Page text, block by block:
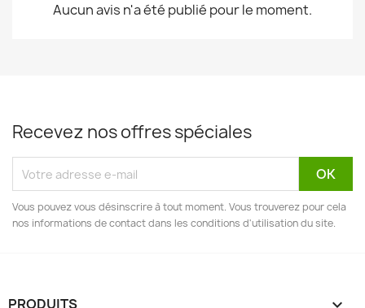
Aucun avis n'a été publié pour le moment.
Recevez nos offres spéciales
Vous pouvez vous désinscrire à tout moment. Vous trouverez pour cela
nos informations de contact dans les conditions d'utilisation du site.
PRODUITS